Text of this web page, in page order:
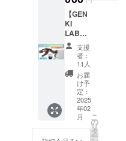
PVC素
材を使
用し、
レア度
設定や
シリア
ルナン
バー入
りで収
集価値
も高め
ていま
す。 裏
オモテ
面には
元素周
期表、
ウラ面
には科
学の進
歩に貢
献した
偉人た
ちの年
表が
載って
スの元
素記号
や原子
量を周
期表風
に刻印
しまし
た。 す
べて元
気先生
の手作
り！そ
のた
め、欠
【GEN
KI
LABO×
安部祐
一朗さ
ん初コ
ラボ】
直筆サ
イン・
エディ
ション
ナン
バー付
き限定
支援
者：
11人
お届
け予
定：
2025
年02
月
こ
の
リ
タ
ー